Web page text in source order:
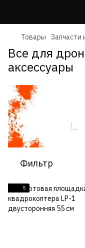
Товары Запчасти
Все для
аксессуары
Фильтр
5